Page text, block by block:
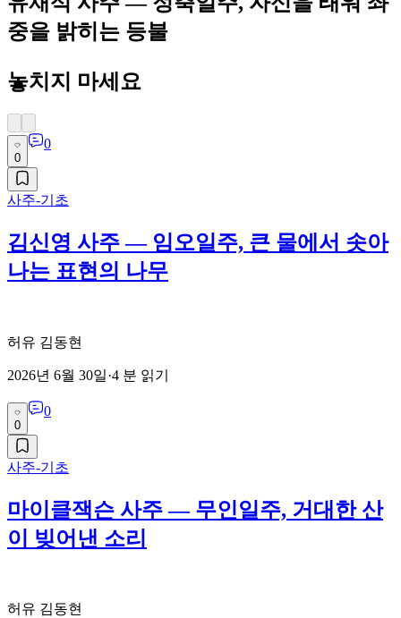
중을 밝히는 등불
놓치지 마세요
0
0
사주-기초
김신영 사주 — 임오일주, 큰 물에서 솟아
나는 표현의 나무
허유 김동현
2026년 6월 30일·4 분 읽기
0
0
사주-기초
마이클잭슨 사주 — 무인일주, 거대한 산
이 빚어낸 소리
허유 김동현